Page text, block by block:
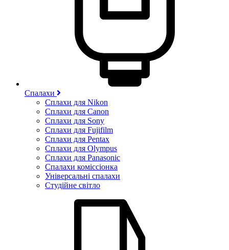
Спалахи
Сплахи для Nikon
Сплахи для Canon
Сплахи для Sony
Сплахи для Fujifilm
Сплахи для Pentax
Сплахи для Olympus
Сплахи для Panasonic
Спалахи коміссіонка
Універсальні спалахи
Студійне світло